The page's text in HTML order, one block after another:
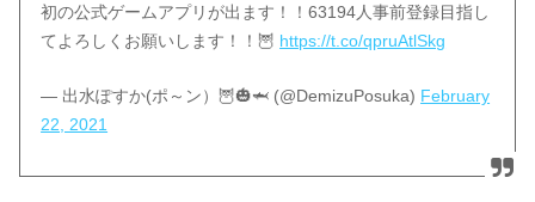
初の公式ゲームアプリが出ます！！63194人事前登録目指し
てよろしくお願いします！！🦉 https://t.co/qpruAtlSkg
— 出水ぽすか(ポ～ン）🦉🎃🦈 (@DemizuPosuka) February
22, 2021